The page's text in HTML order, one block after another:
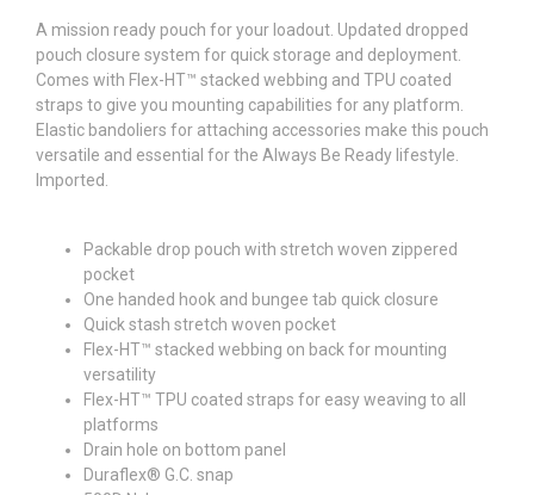
A mission ready pouch for your loadout. Updated dropped
pouch closure system for quick storage and deployment.
Comes with Flex-HT™ stacked webbing and TPU coated
straps to give you mounting capabilities for any platform.
Elastic bandoliers for attaching accessories make this pouch
versatile and essential for the Always Be Ready lifestyle.
Imported.
Packable drop pouch with stretch woven zippered
pocket
One handed hook and bungee tab quick closure
Quick stash stretch woven pocket
Flex-HT™ stacked webbing on back for mounting
versatility
Flex-HT™ TPU coated straps for easy weaving to all
platforms
Drain hole on bottom panel
Duraflex® G.C. snap